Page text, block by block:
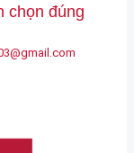
chọn đúng